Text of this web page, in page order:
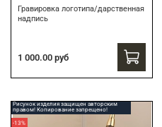
Гравировка логотипа/дарственная
надпись
1 000.00 руб
Рисунок изделия защищен авторским
правом! Копирование запрещено!
-13%